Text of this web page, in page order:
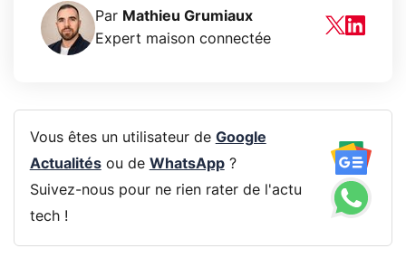
Par Mathieu Grumiaux
Expert maison connectée
Vous êtes un utilisateur de Google
Actualitésou de WhatsApp?
Suivez-nous pour ne rien rater de l'actu
tech !